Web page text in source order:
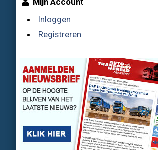
Mijn Account
Inloggen
Registreren